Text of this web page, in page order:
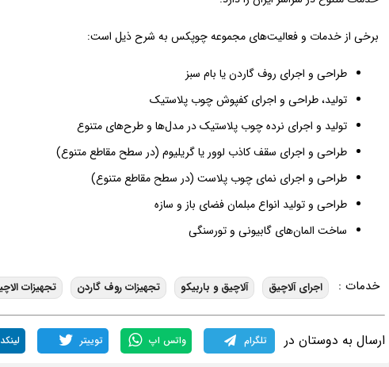
برخی از خدمات و فعالیت‌های مجموعه چوپکس به شرح ذیل است:
طراحی و اجرای روف گاردن یا بام سبز
تولید، طراحی و اجرای کفپوش چوب پلاستیک
تولید و اجرای نرده چوب پلاستیک در مدل‌ها و طرح‌های متنوع
طراحی و اجرای سقف کاذب لوور یا گریلیوم (در سطح مقاطع متنوع)
طراحی و اجرای نمای چوب پلاست (در سطح مقاطع متنوع)
طراحی و تولید انواع مبلمان فضای باز و سازه
ساخت المان‌های گابیونی و تورسنگی
خدمات : اجرای آلاچیق آلاچیق و باربیکو تجهیزات روف گاردن تجهیزات
ارسال به دوستان در تلگرام واتس اپ توییتر